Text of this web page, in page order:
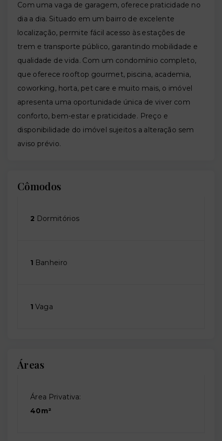
Com uma vaga de garagem, oferece praticidade no
dia a dia. Situado em um bairro de excelente
localização, permite fácil acesso às estações de
trem e transporte público, garantindo mobilidade e
qualidade de vida. Com um condomínio completo,
que oferece rooftop gourmet, piscina, academia,
coworking, horta, pet care e muito mais, o imóvel
apresenta uma oportunidade única de viver com
conforto, bem-estar e praticidade. Preço e
disponibilidade do imóvel sujeitos a alteração sem
aviso prévio.
Cômodos
2 Dormitórios
1 Banheiro
1 Vaga
Áreas
Área Privativa:
40m²